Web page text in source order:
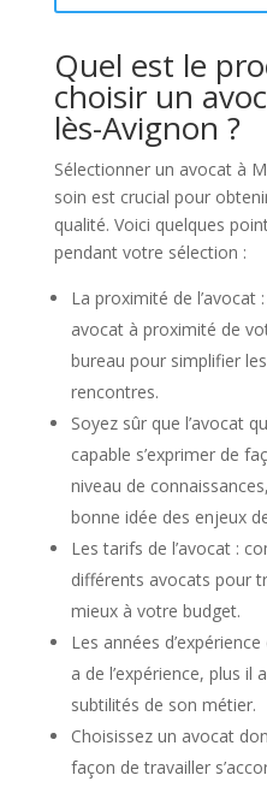
Quel est le
choisir un
lès-Avignon ?
Sélectionner un avocat à
soin est crucial pour
qualité. Voici quelques
pendant votre sélection :
La proximité de l’avocat
avocat à proximité de
bureau pour simplifier
rencontres.
Soyez sûr que l’avocat
capable s’exprimer de
niveau de
bonne idée des enjeux
Les tarifs de l’avocat :
différents avocats pour
mieux à votre budget.
Les années
a de l’expérience, plus il
subtilités de son métier.
Choisissez un avocat
façon de travailler